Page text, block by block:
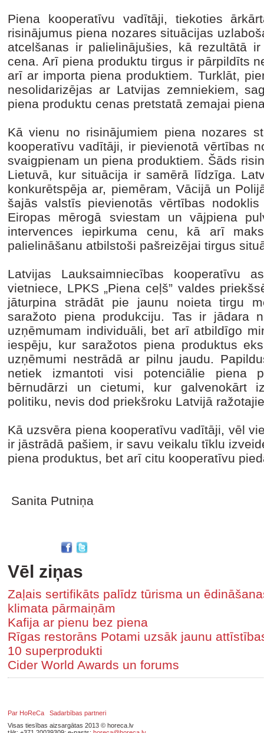
Piena kooperatīvu vadītāji, tiekoties
risinājumus piena nozares situācijas
atcelšanas ir palielinājušies, kā rezultātā
cena. Arī piena produktu tirgus ir pārpildīts
arī ar importa piena produktiem. Turklāt,
nesolidarizējas ar Latvijas zemniekiem,
piena produktu cenas pretstatā zemajai
Kā vienu no risinājumiem piena nozares
kooperatīvu vadītāji, ir pievienotā vērtības
svaigpienam un piena produktiem. Šāds
Lietuvā, kur situācija ir samērā līdzīga.
konkurētspēja ar, piemēram, Vācijā un
šajās valstīs pievienotās vērtības
Eiropas mērogā sviestam un vājpiena
intervences iepirkuma cenu, kā arī
palielināšanu atbilstoši pašreizējai tirgus
Latvijas Lauksaimniecības kooperatīvu
vietniece, LPKS „Piena ceļš” valdes
jāturpina strādāt pie jaunu noieta tirgu
saražoto piena produkciju. Tas ir jādara
uzņēmumam individuāli, bet arī atbildīgo
iespēju, kur saražotos piena produktus
uzņēmumi nestrādā ar pilnu jaudu.
netiek izmantoti visi potenciālie piena
bērnudārzi un cietumi, kur galvenokārt
politiku, nevis dod priekšroku Latvijā
Kā uzsvēra piena kooperatīvu vadītāji, vēl
ir jāstrādā pašiem, ir savu veikalu tīklu
piena produktus, bet arī citu kooperatīvu
Sanita Putniņa
Vēl ziņas
Zaļais sertifikāts palīdz tūrisma un
klimata pārmaiņām
Kafija ar pienu bez piena
Rīgas restorāns Potami uzsāk jaunu
10 superprodukti
Cider World Awards un forums
Par HoReCa
Sadarbības partneri
Visas tiesības aizsargātas 2013 © horeca.lv